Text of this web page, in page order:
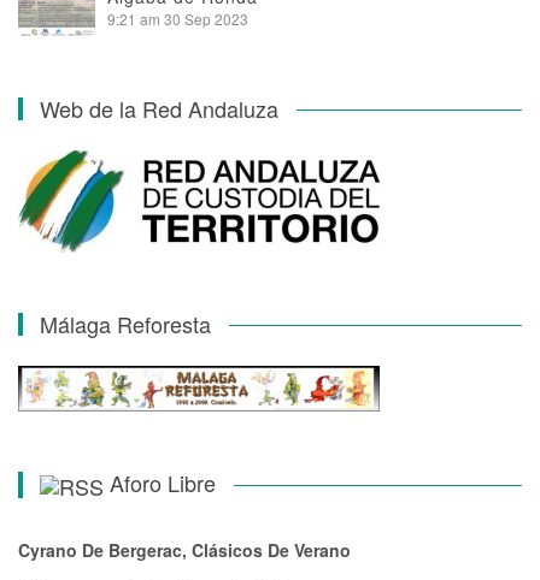
9:21 am 30 Sep 2023
Web de la Red Andaluza
Málaga Reforesta
Aforo Libre
Cyrano De Bergerac, Clásicos De Verano